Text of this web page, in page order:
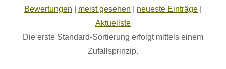
Bewertungen
meist gesehen neueste Einträge
Aktuellste
Die erste Standard-Sortierung erfolgt mittels einem
Zufallsprinzip.